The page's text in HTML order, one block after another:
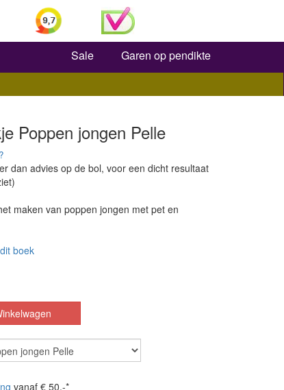
Zoeken
Sale Garen op pendikte
Poppen jongen Pelle
dan advies op de bol, voor een dicht resultaat
maken van poppen jongen met pet en
boek
vanaf € 50,-*